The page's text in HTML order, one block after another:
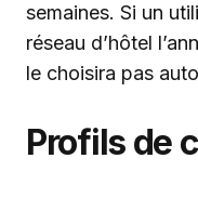
semaines. Si un
réseau d’hôtel
le choisira pas
Profils de